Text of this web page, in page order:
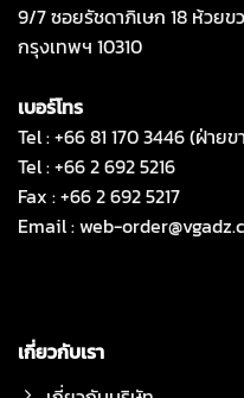
9/7 ซอยรัชดาภิเษก 18 ห้วยข
กรุงเทพฯ 10310
เบอร์โทร
Tel : +66 81 170 3446 (ฝ่าย
Tel : +66 2 692 5216
Fax : +66 2 692 5217
Email :web-
เกี่ยวกับเรา